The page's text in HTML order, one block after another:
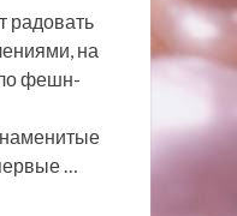
радовать
на
фешн-
…